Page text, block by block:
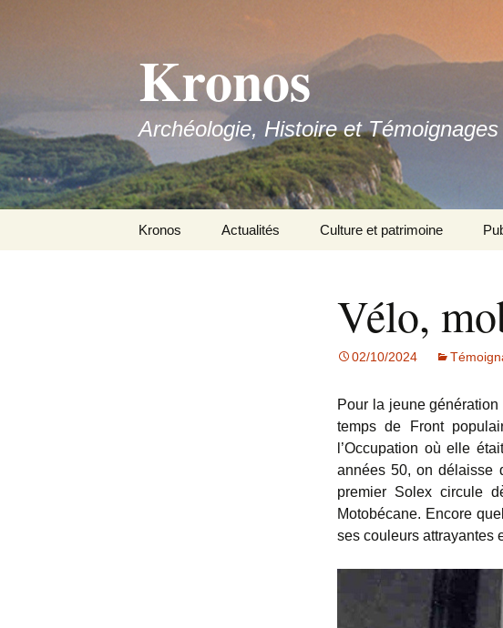
Kronos
Archéologie, Histoire et
Kronos Actualités Culture et patrimoine
Vélo,
02/10/2024
Pour la jeune
temps de Front
l’Occupation où elle
années 50, on délaisse
premier Solex circule
Motobécane. Encore
ses couleurs attrayantes